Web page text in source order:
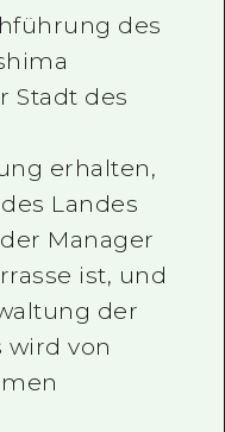
des
Stadt des
erhalten,
Landes
Manager
ist, und
der
wird von